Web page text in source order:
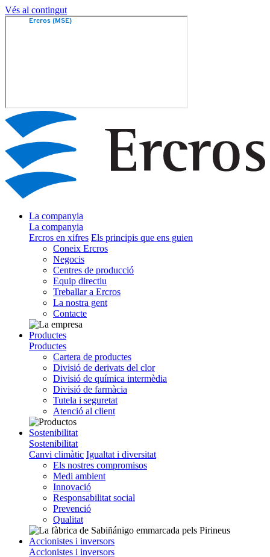
Vés al contingut
La companyia
La companyia
Ercros en xifres Els principis que ens guien
Coneix Ercros
Negocis
Centres de producció
Equip directiu
Treballar a Ercros
La nostra gent
Contacte
Productes
Productes
Cartera de productes
Divisió de derivats del clor
Divisió de química intermèdia
Divisió de farmàcia
Tutela i seguretat
Atenció al client
Sostenibilitat
Sostenibilitat
Canvi climàtic Igualtat i diversitat
Els nostres compromisos
Medi ambient
Innovació
Responsabilitat social
Prevenció
Qualitat
Accionistes i inversors
Accionistes i inversors